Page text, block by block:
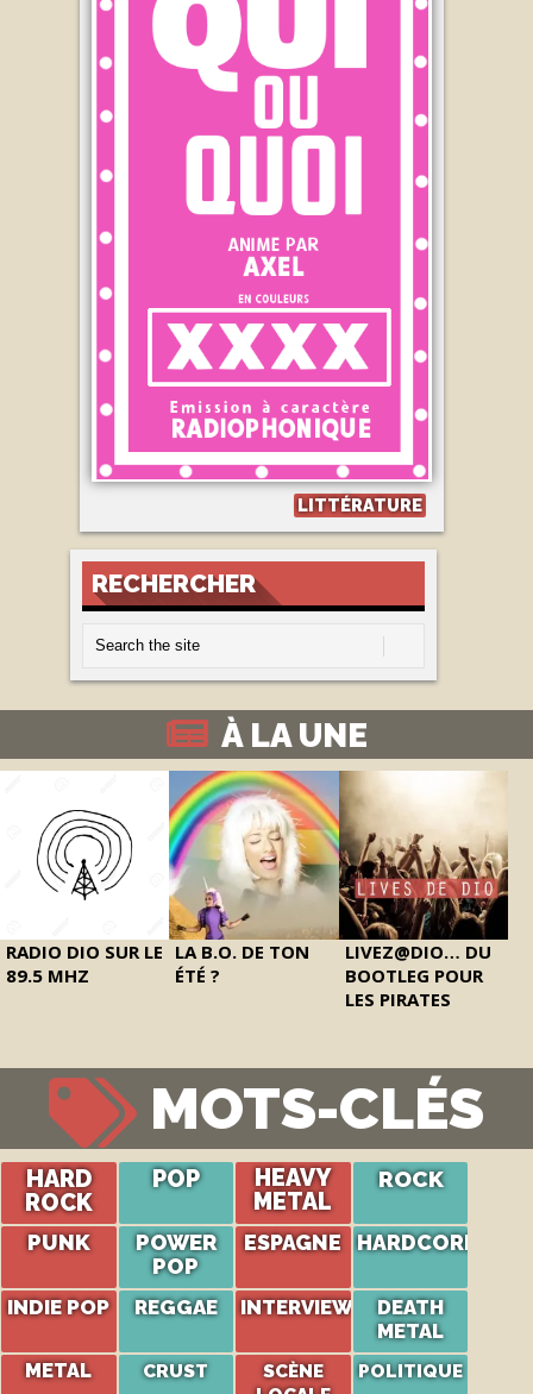
LITTÉRATURE
RECHERCHER
À LA UNE
RADIO DIO SUR LE
89.5 MHZ
LA B.O. DE TON
ÉTÉ ?
LIVEZ@DIO… DU
BOOTLEG POUR
LES PIRATES
MOTS-CLÉS
HARD
ROCK
POP
HEAVY
METAL
ROCK
PUNK
POWER
POP
ESPAGNE HARDCORE
INDIE POP REGGAE INTERVIEW
DEATH
METAL
METAL CRUST
SCÈNE
POLITIQUE